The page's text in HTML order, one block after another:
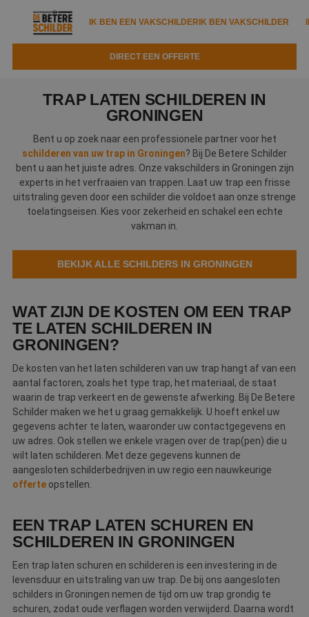
IK BEN EEN VAKSCHILDERIK BEN VAKSCHILDER
DIRECT EEN OFFERTE
Tools
Kennisbank
Trainingen
Infopakket
IK ZOEK EEN VAKSCHILDER VAKSCHILDER ZOEKEN
Zoeken naar een schilder
Tips
Garantie
Waarom de betere schilder?
DIRECT EEN OFFERTE
Over ons
Webshop
Contact
Magazines
TRAP LATEN SCHILDEREN IN
GRONINGEN
Bent u op zoek naar een professionele partner voor het
schilderen van uw trap in Groningen? Bij De Betere Schilder
bent u aan het juiste adres. Onze vakschilders in Groningen zijn
experts in het verfraaien van trappen. Laat uw trap een frisse
uitstraling geven door een schilder die voldoet aan onze strenge
toelatingseisen. Kies voor zekerheid en schakel een echte
vakman in.
BEKIJK ALLE SCHILDERS IN GRONINGEN
WAT ZIJN DE KOSTEN OM EEN TRAP
TE LATEN SCHILDEREN IN
GRONINGEN?
De kosten van het laten schilderen van uw trap hangt af van een
aantal factoren, zoals het type trap, het materiaal, de staat
waarin de trap verkeert en de gewenste afwerking. Bij De Betere
Schilder maken we het u graag gemakkelijk. U hoeft enkel uw
gegevens achter te laten, waaronder uw contactgegevens en
uw adres. Ook stellen we enkele vragen over de trap(pen) die u
wilt laten schilderen. Met deze gegevens kunnen de
aangesloten schilderbedrijven in uw regio een nauwkeurige
offerte opstellen.
EEN TRAP LATEN SCHUREN EN
SCHILDEREN IN GRONINGEN
Een trap laten schuren en schilderen is een investering in de
levensduur en uitstraling van uw trap. De bij ons aangesloten
schilders in Groningen nemen de tijd om uw trap grondig te
schuren, zodat oude verflagen worden verwijderd. Daarna wordt